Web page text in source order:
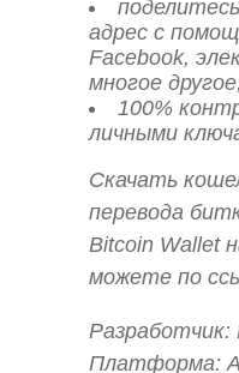
адрес с
Facebook,
многое
100%
личными
Скачать
перевода
Bitcoin Wallet
можете по
Разработчик:
Платформа: